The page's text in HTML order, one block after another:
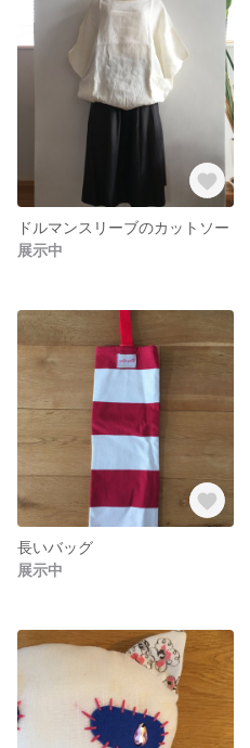
ドルマンスリーブのカットソー
展示中
長いバッグ
展示中